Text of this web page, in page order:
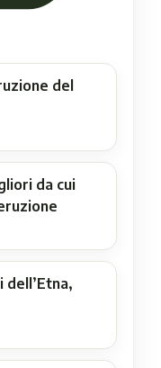
del
da cui
dell’Etna,